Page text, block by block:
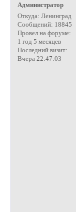
Администратор
Откуда: Ленинград
Сообщений: 18845
Провел на форуме:
1 год 5 месяцев
Последний визит:
Вчера 22:47:03